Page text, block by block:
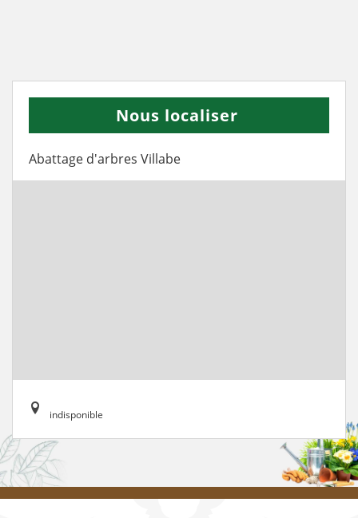
Nous localiser
Abattage d'arbres Villabe
indisponible